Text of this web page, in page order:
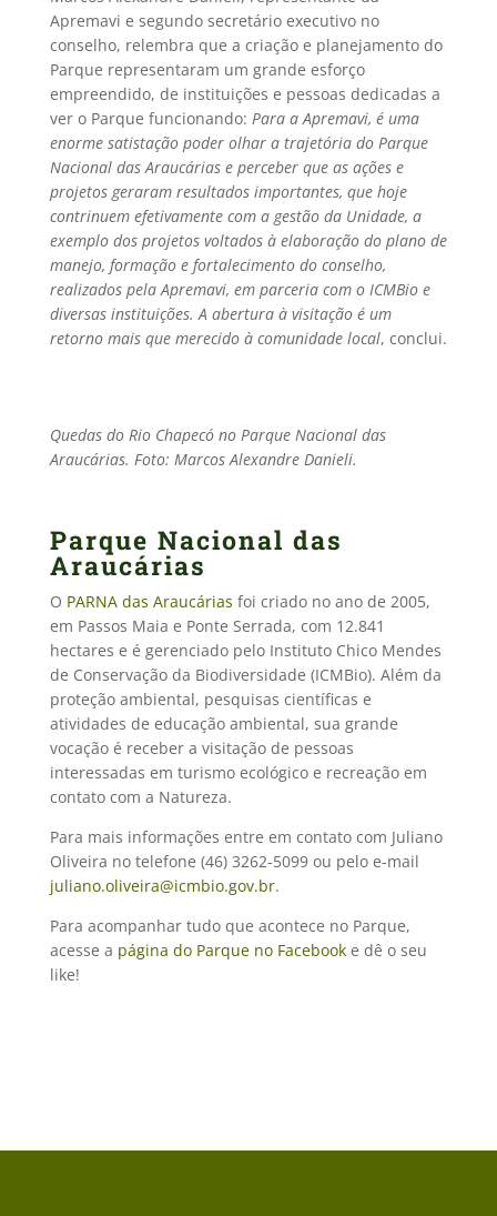
Apremavi e segundo secretário executivo no
conselho, relembra que a criação e planejamento do
Parque representaram um grande esforço
empreendido, de instituições e pessoas dedicadas a
ver o Parque funcionando:  Para a Apremavi, é uma
enorme satistação poder olhar a trajetória do Parque
Nacional das Araucárias e perceber que as ações e
projetos geraram resultados importantes, que hoje
contrinuem efetivamente com a gestão da Unidade, a
exemplo dos projetos voltados à elaboração do plano de
manejo, formação e fortalecimento do conselho,
realizados pela Apremavi, em parceria com o ICMBio e
diversas instituições. A abertura à visitação é um
retorno mais que merecido à comunidade local, conclui.
Quedas do Rio Chapecó no Parque Nacional das
Araucárias. Foto: Marcos Alexandre Danieli.
Parque Nacional das
Araucárias
O PARNA das Araucárias foi criado no ano de 2005,
em Passos Maia e Ponte Serrada, com 12.841
hectares e é gerenciado pelo Instituto Chico Mendes
de Conservação da Biodiversidade (ICMBio). Além da
proteção ambiental, pesquisas científicas e
atividades de educação ambiental, sua grande
vocação é receber a visitação de pessoas
interessadas em turismo ecológico e recreação em
contato com a Natureza.
Para mais informações entre em contato com Juliano
Oliveira no telefone (46) 3262-5099 ou pelo e-mail
juliano.oliveira@icmbio.gov.br.
Para acompanhar tudo que acontece no Parque,
acesse a página do Parque no Facebook e dê o seu
like!